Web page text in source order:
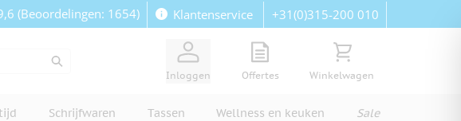
(Beoordelingen: 1654) Klantenservice +31(0)315-200 010
Inloggen
View quote, Quote is empty
Offertes
Bekijk winkelwagen,
Winkelwagen
Schrijfwaren Tassen Wellness en keuken Sale